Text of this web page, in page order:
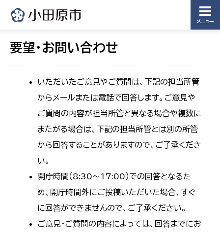
メニュー
要望・お問い合わせ
いただいたご意見やご質問は、下記の担当所管
からメールまたは電話で回答します。ご意見や
ご質問の内容が担当所管と異なる場合や複数に
またがる場合は、下記の担当所管とは別の所管
から回答することがありますので、ご了承くださ
い。
開庁時間（8:30〜17:00）での回答となるた
め、開庁時間外にご投稿いただいた場合、すぐ
に回答ができませんので、ご了承ください。
ご意見・ご質問の内容によっては、回答までにお